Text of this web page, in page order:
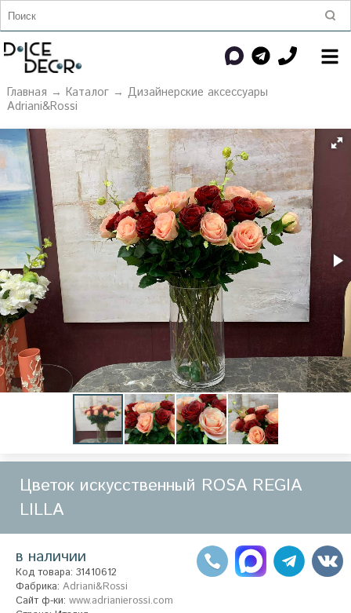
Главная → Каталог→ Дизайнерские аксессуары
Adriani&Rossi
Цветок искусственный ROSA REGIA
LILLA
в наличии
Код товара: 31410612
Фабрика: Adriani&Rossi
Сайт ф-ки: www.adrianierossi.com